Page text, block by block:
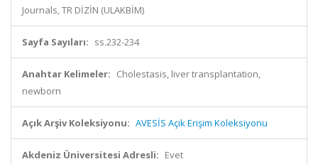
Journals, TR DİZİN (ULAKBİM)
Sayfa Sayıları: ss.232-234
Anahtar Kelimeler: Cholestasis, liver transplantation,
newborn
Açık Arşiv Koleksiyonu: AVESİS Açık Erişim Koleksiyonu
Akdeniz Üniversitesi Adresli: Evet